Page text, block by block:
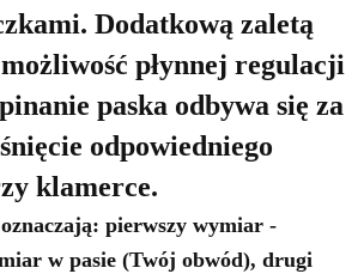
Dodatkową zaletą
płynnej regulacji
paska odbywa się za
odpowiedniego
klamerce.
oznaczają: pierwszy wymiar -
w pasie (Twój obwód), drugi